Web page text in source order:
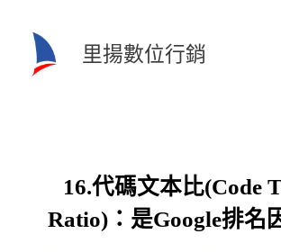
里揚數位行銷
16.代碼文本比(Code
Ratio)：是Google排名